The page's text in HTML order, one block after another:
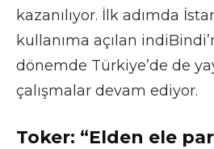
kazanılıyor. İlk adımda
kullanıma açılan
dönemde Türkiye’de de
çalışmalar devam ediyor.
Toker: “Elden ele